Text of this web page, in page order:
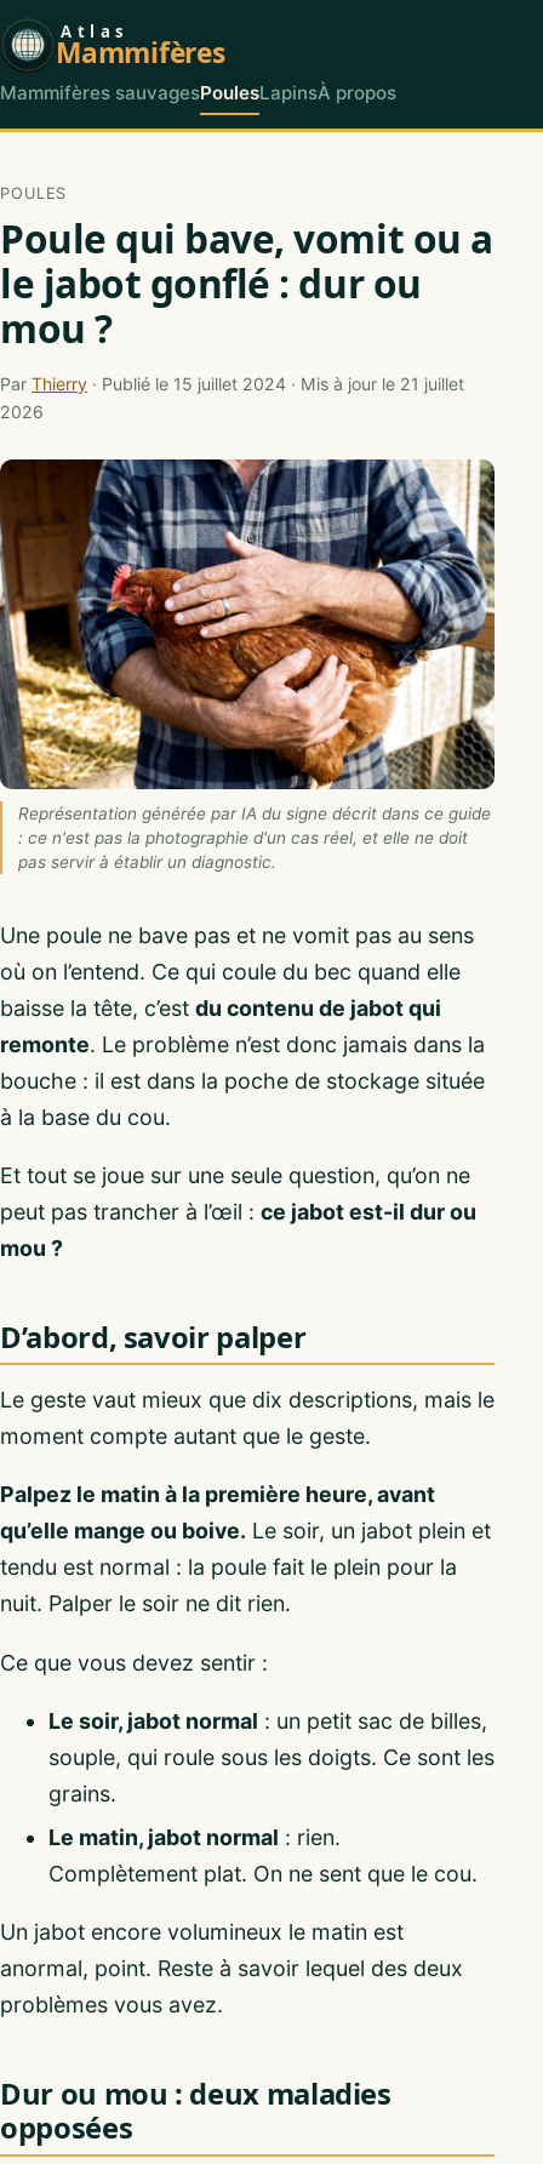
Atlas
Mammifères
Mammifères sauvagesPoulesLapinsÀ propos
POULES
Poule qui bave, vomit ou a
le jabot gonflé : dur ou
mou ?
Par Thierry · Publié le 15 juillet 2024 · Mis à jour le 21 juillet
2026
Représentation générée par IA du signe décrit dans ce guide
: ce n'est pas la photographie d'un cas réel, et elle ne doit
pas servir à établir un diagnostic.
Une poule ne bave pas et ne vomit pas au sens
où on l’entend. Ce qui coule du bec quand elle
baisse la tête, c’est du contenu de jabot qui
remonte. Le problème n’est donc jamais dans la
bouche : il est dans la poche de stockage située
à la base du cou.
Et tout se joue sur une seule question, qu’on ne
peut pas trancher à l’œil : ce jabot est-il dur ou
mou ?
D’abord, savoir palper
Le geste vaut mieux que dix descriptions, mais le
moment compte autant que le geste.
Palpez le matin à la première heure, avant
qu’elle mange ou boive. Le soir, un jabot plein et
tendu est normal : la poule fait le plein pour la
nuit. Palper le soir ne dit rien.
Ce que vous devez sentir :
Le soir, jabot normal : un petit sac de billes,
souple, qui roule sous les doigts. Ce sont les
grains.
Le matin, jabot normal : rien.
Complètement plat. On ne sent que le cou.
Un jabot encore volumineux le matin est
anormal, point. Reste à savoir lequel des deux
problèmes vous avez.
Dur ou mou : deux maladies
opposées